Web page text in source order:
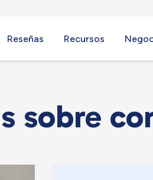
Reseñas Recursos
sobre